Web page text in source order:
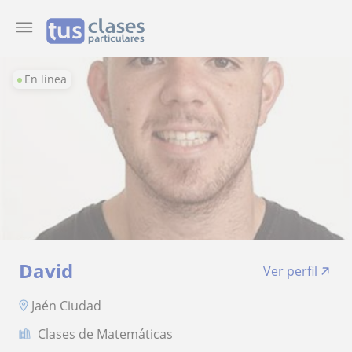
En línea
David
Ver perfil
Jaén Ciudad
Clases de Matemáticas